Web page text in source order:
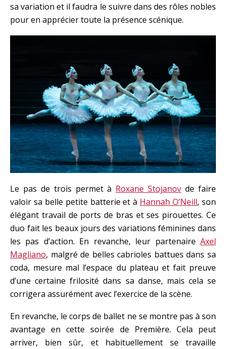
sa variation et il faudra le suivre dans des rôles nobles
pour en apprécier toute la présence scénique.
Le pas de trois permet à Roxane Stojanov de faire
valoir sa belle petite batterie et à Hannah O’Neill, son
élégant travail de ports de bras et ses pirouettes. Ce
duo fait les beaux jours des variations féminines dans
les pas d’action. En revanche, leur partenaire Axel
Magliano, malgré de belles cabrioles battues dans sa
coda, mesure mal l’espace du plateau et fait preuve
d’une certaine frilosité dans sa danse, mais cela se
corrigera assurément avec l’exercice de la scène.
En revanche, le corps de ballet ne se montre pas à son
avantage en cette soirée de Première. Cela peut
arriver, bien sûr, et habituellement se travaille